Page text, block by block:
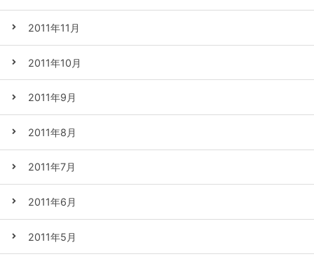
2011年11月
2011年10月
2011年9月
2011年8月
2011年7月
2011年6月
2011年5月